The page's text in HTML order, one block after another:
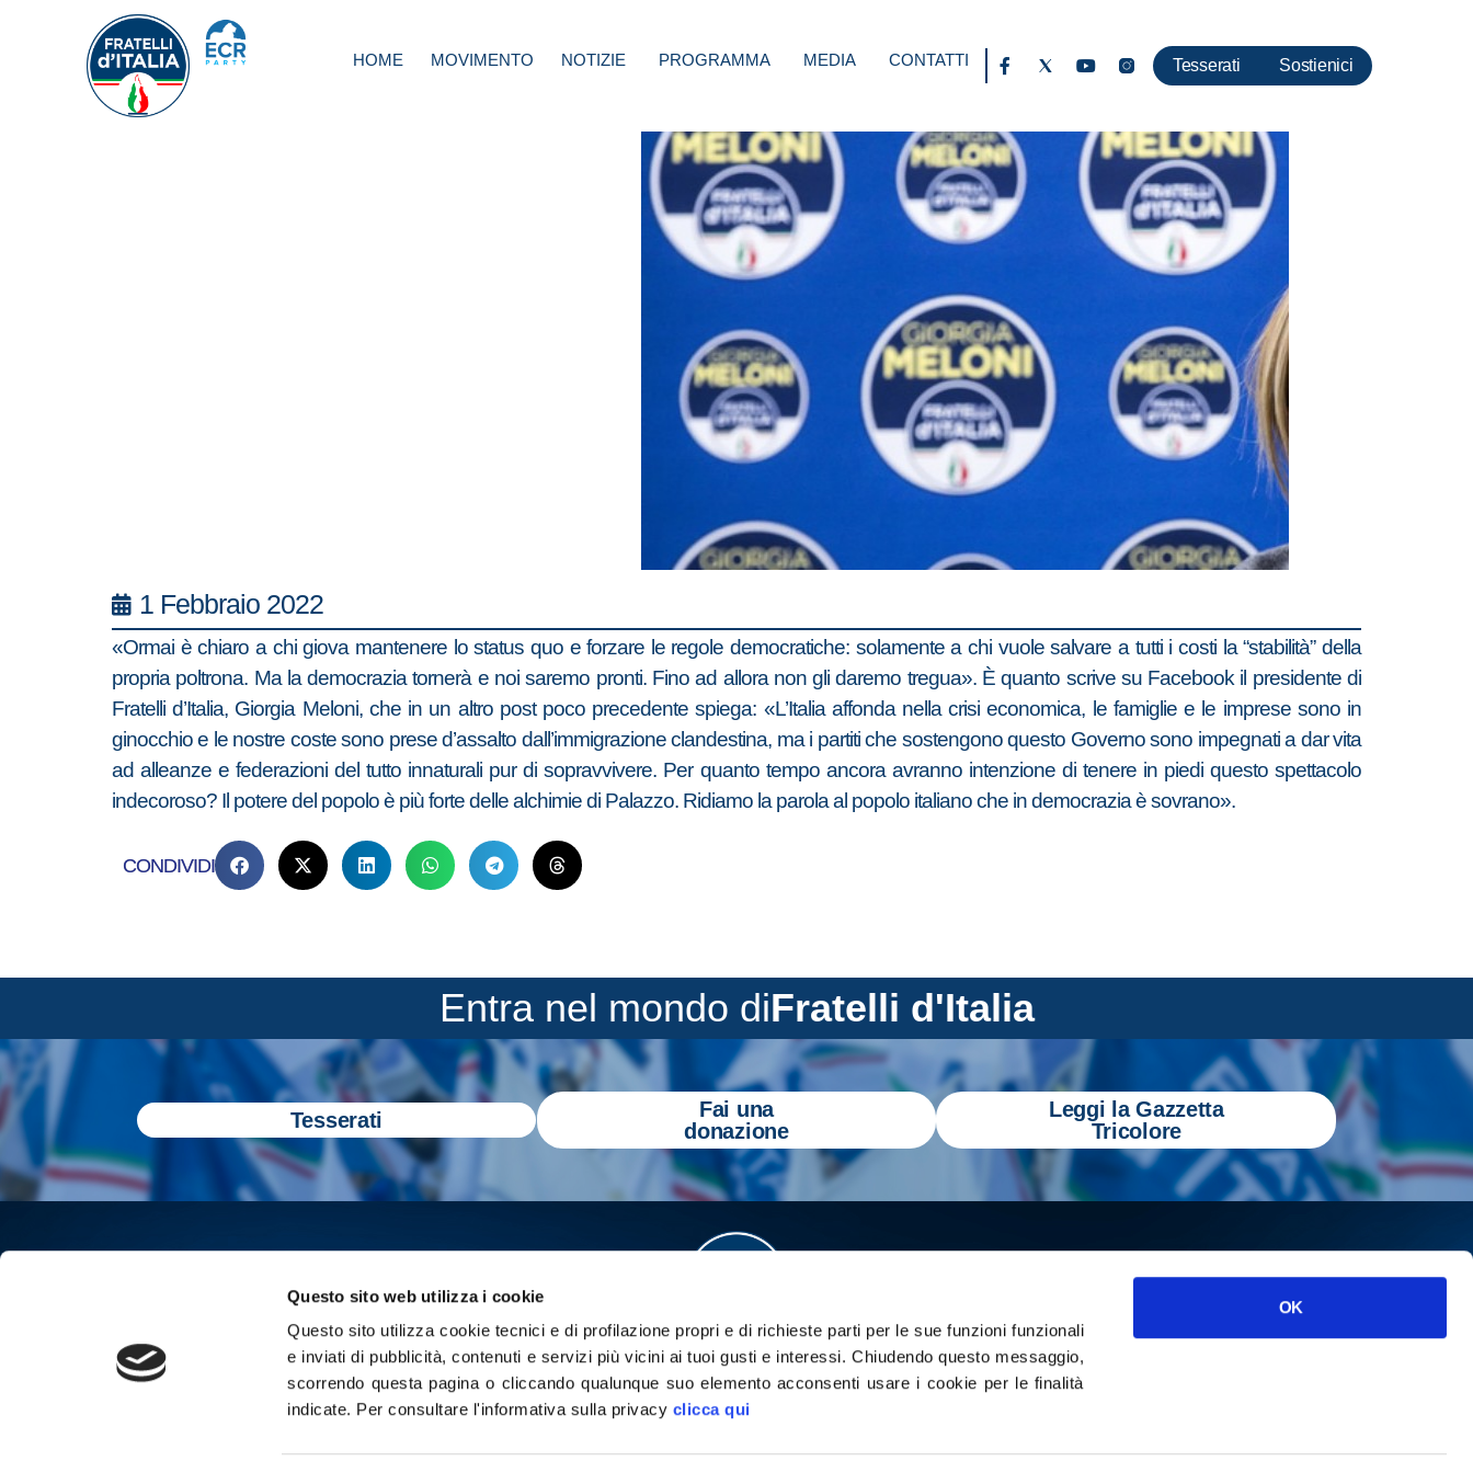
Questo sito web utilizza i cookie
Questo sito utilizza cookie tecnici e di profilazione propri e di richieste parti per le sue funzioni funzionali
e inviati di pubblicità, contenuti e servizi più vicini ai tuoi gusti e interessi.Chiudendo questo messaggio,
scorrendo questa pagina o cliccando qualunque suo elemento acconsenti usare i cookie per le finalità
indicate. Per consultare l'informativa sulla privacy clicca qui
OK
HOME MOVIMENTO NOTIZIE PROGRAMMA MEDIA CONTATTI Tesserati Sostienici
1 Febbraio 2022
«Ormai è chiaro a chi giova mantenere lo status quo e forzare le regole democratiche: solamente a chi vuole salvare a tutti i costi la “stabilità” della
propria poltrona. Ma la democrazia tornerà e noi saremo pronti. Fino ad allora non gli daremo tregua». È quanto scrive su Facebook il presidente di
Fratelli d’Italia, Giorgia Meloni, che in un altro post poco precedente spiega: «L’Italia affonda nella crisi economica, le famiglie e le imprese sono in
ginocchio e le nostre coste sono prese d’assalto dall’immigrazione clandestina, ma i partiti che sostengono questo Governo sono impegnati a dar vita
ad alleanze e federazioni del tutto innaturali pur di sopravvivere. Per quanto tempo ancora avranno intenzione di tenere in piedi questo spettacolo
indecoroso? Il potere del popolo è più forte delle alchimie di Palazzo. Ridiamo la parola al popolo italiano che in democrazia è sovrano».
CONDIVIDI
Entra nel mondo diFratelli d'Italia
Tesserati
Fai una
donazione
Leggi la Gazzetta
Tricolore
Gazzetta Tricolore per tenerti aggiornato